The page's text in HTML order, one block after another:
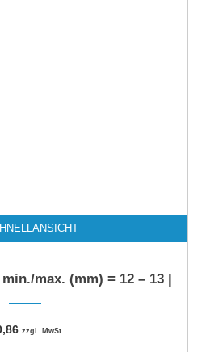
max. (mm) = 12 – 13 |
zzgl. MwSt.